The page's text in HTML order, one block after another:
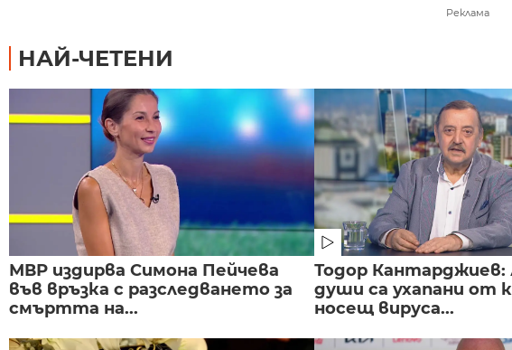
Реклама
НАЙ-ЧЕТЕНИ
МВР издирва Симона Пейчева
във връзка с разследването за
смъртта на...
Тодор Кантарджиев:
души са ухапани от
носещ вируса...